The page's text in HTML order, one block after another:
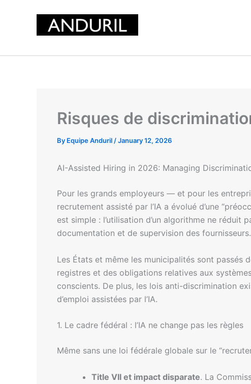
Risques de
By Equipe Anduril /January 12, 2026
AI-Assisted Hiring in 2026: Managing
Pour les grands employeurs — et pour les
recrutement assisté par l’IA a évolué d’une
est simple : l’utilisation d’un algorithme ne
documentation et de supervision des fournisseurs.
Les États et même les municipalités sont passés
registres et des obligations relatives aux
conscients. De plus, les lois anti-discrimination
d’emploi assistées par l’IA.
1. Le cadre fédéral : l’IA ne change pas les règles
Même sans une loi fédérale globale sur le
Title VII et impact disparate. La